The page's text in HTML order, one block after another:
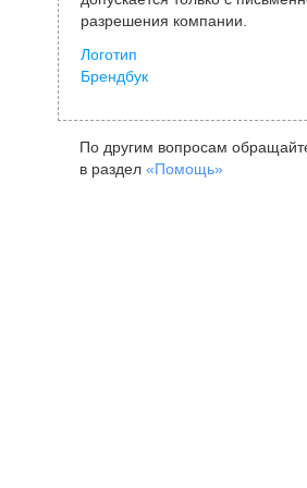
разрешения компании.
Логотип
Брендбук
По другим вопросам
в раздел «Помощь»